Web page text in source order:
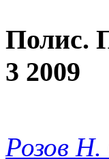
Полис.
3 2009
Розов Н.